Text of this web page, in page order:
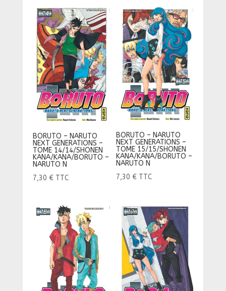
BORUTO – NARUTO
NEXT GENERATIONS –
TOME 14/14/SHONEN
KANA/KANA/BORUTO –
NARUTO N
7,30 € TTC
BORUTO – NARUTO
NEXT GENERATIONS –
TOME 15/15/SHONEN
KANA/KANA/BORUTO –
NARUTO N
7,30 € TTC